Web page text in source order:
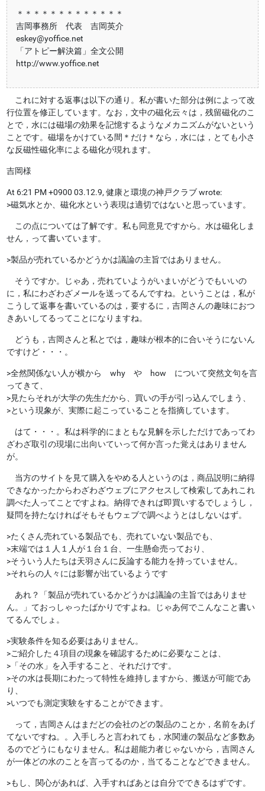
＊＊＊＊＊＊＊＊＊＊＊＊＊
吉岡事務所 代表 吉岡英介
eskey@yoffice.net
「アトピー解決篇」全文公開
http://www.yoffice.net
これに対する返事は以下の通り。私が書いた部分は例によって改
行位置を修正しています。なお，文中の磁化云々は，残留磁化のこ
とで，水には磁場の効果を記憶するようなメカニズムがないという
ことです。磁場をかけている間＊だけ＊なら，水には，とても小さ
な反磁性磁化率による磁化が現れます。
吉岡様
At 6:21 PM +0900 03.12.9, 健康と環境の神戸クラブ wrote:
>磁気水とか、磁化水という表現は適切ではないと思っています。
この点については了解です。私も同意見ですから。水は磁化しま
せん，って書いています。
>製品が売れているかどうかは議論の主旨ではありません。
そうですか。じゃあ，売れていようがいまいがどうでもいいの
に，私にわざわざメールを送ってるんですね。ということは，私が
こうして返事を書いているのは，要するに，吉岡さんの趣味におつ
きあいしてるってことになりますね。
どうも，吉岡さんと私とでは，趣味が根本的に合いそうにないん
ですけど・・・。
>全然関係ない人が横から why や how について突然文句を言
ってきて、
>見たらそれが大学の先生だから、買いの手が引っ込んでしまう、
>という現象が、実際に起こっていることを指摘しています。
はて・・・。私は科学的にまともな見解を示しただけであってわ
ざわざ取引の現場に出向いていって何か言った覚えはありません
が。
当方のサイトを見て購入をやめる人というのは，商品説明に納得
できなかったからわざわざウェブにアクセスして検索してあれこれ
調べた人ってことですよね。納得できれば即買いするでしょうし，
疑問を持たなければそもそもウェブで調べようとはしないはず。
>たくさん売れている製品でも、売れていない製品でも、
>末端では１人１人が１台１台、一生懸命売っており、
>そういう人たちは天羽さんに反論する能力を持っていません。
>それらの人々には影響が出ているようです
あれ？「製品が売れているかどうかは議論の主旨ではありませ
ん。」ておっしゃったばかりですよね。じゃあ何でこんなこと書い
てるんでしょ。
>実験条件を知る必要はありません。
>ご紹介した４項目の現象を確認するために必要なことは、
>「その水」を入手すること、それだけです。
>その水は長期にわたって特性を維持しますから、搬送が可能であ
り、
>いつでも測定実験をすることができます。
って，吉岡さんはまだどの会社のどの製品のことか，名前をあげ
てないですね。。入手しろと言われても，水関連の製品など多数あ
るのでどうにもなりません。私は超能力者じゃないから，吉岡さん
が一体どの水のことを言ってるのか，当てることなどできません。
>もし、関心があれば、入手すればあとは自分でできるはずです。